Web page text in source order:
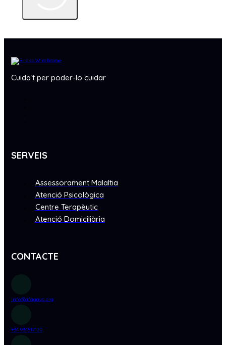
Cuida’t per poder-lo cuidar
SERVEIS
Assessorament Malaltia
Atenció Psicològica
Centre Terapèutic
Atenció Domiciliària
CONTACTE
info@afagava.org
+34 934617120